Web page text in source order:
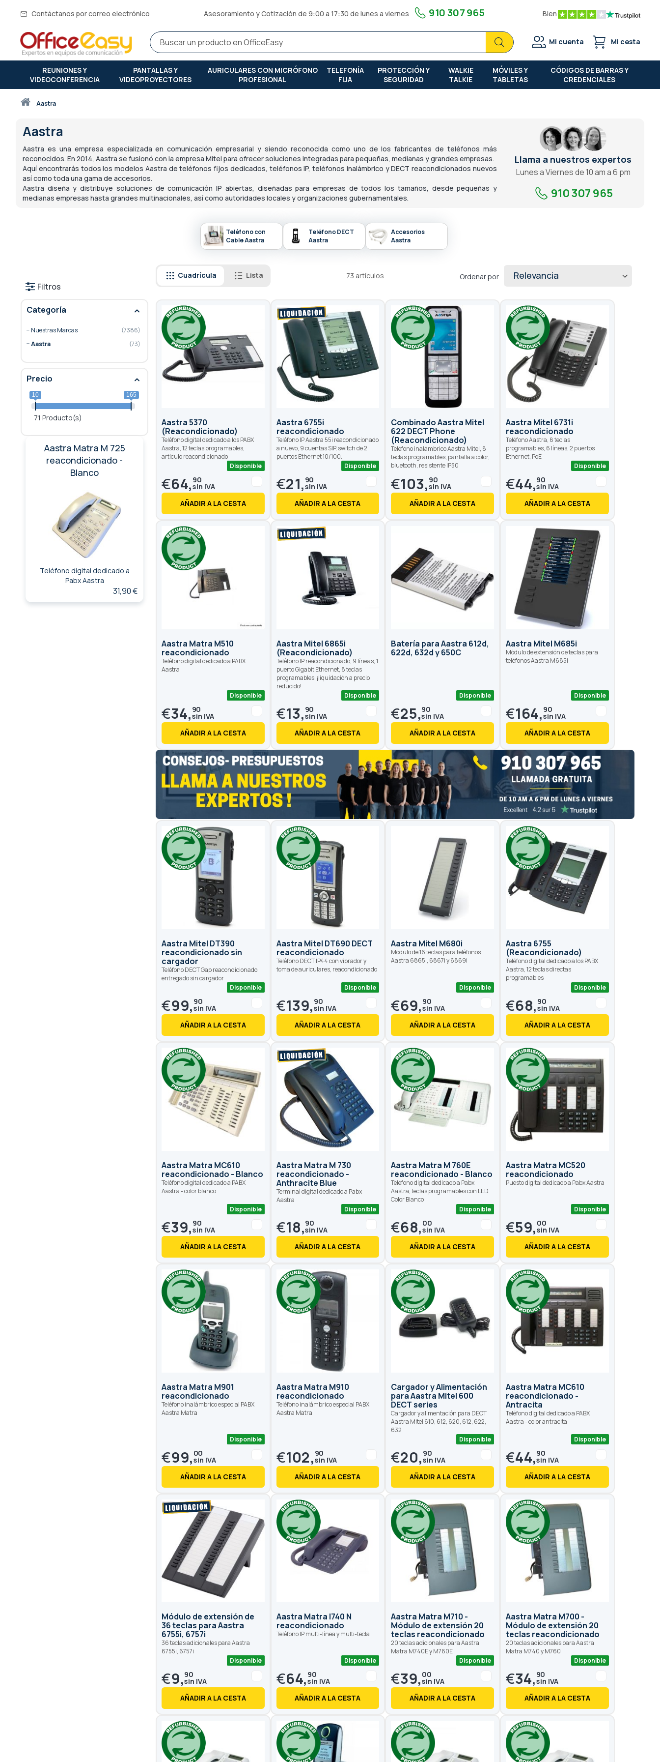
Contáctanos por correo electrónico Asesoramiento y Cotización de 9:00 a 17:30 de lunes a viernes 910 307 965 Bien
BuscarBuscar
Mi cuenta Mi cesta
REUNIONES Y
VIDEOCONFERENCIA
PANTALLAS Y
VIDEOPROYECTORES
AURICULARES CON MICRÓFONO
PROFESIONAL
TELEFONÍA
FIJA
PROTECCIÓN Y
SEGURIDAD
WALKIE
TALKIE
MÓVILES Y
TABLETAS
CÓDIGOS DE BARRAS Y
CREDENCIALES
Inicioaastra
Aastra
Aastra es una empresa especializada en comunicación empresarial y siendo reconocida como uno de los fabricantes de teléfonos más
reconocidos. En 2014, Aastra se fusionó con la empresa Mitel para ofrecer soluciones integradas para pequeñas, medianas y grandes empresas.
Aquí encontrarás todos los modelos Aastra deteléfonos fijos dedicados, teléfonos IP,teléfonos inalámbrico y DECT reacondicionados nuevos
así como toda una gama de accesorios.
Aastra diseña y distribuye soluciones de comunicación IP abiertas, diseñadas para empresas de todos los tamaños, desde pequeñas y
medianas empresas hasta grandes multinacionales, así como autoridades locales y organizaciones gubernamentales.
Llama a nuestros expertos
Lunes a Viernes de 10 am a 6 pm
910 307 965
Teléfono con
Cable Aastra
Teléfono DECT
Aastra
Accesorios
Aastra
Cuadrícula Lista 73 artículos Ordenar por
Aastra 5370
(Reacondicionado)
Teléfono digital dedicado a los PABX
Aastra, 12 teclas programables,
artículo reacondicionado
Disponible
€64, 90
AÑADIR A LA CESTA
Aastra 6755i
reacondicionado
Teléfono IP Aastra 55i reacondicionado
a nuevo, 9 cuentas SIP, switch de 2
puertos Ethernet 10/100.
Disponible
€21, 90
AÑADIR A LA CESTA
Combinado Aastra Mitel
622 DECT Phone
(Reacondicionado)
Teléfono inalámbrico Aastra Mitel, 8
teclas programables, pantalla a color,
bluetooth, resistente IP50
€103,90
AÑADIR A LA CESTA
Aastra Mitel 6731i
reacondicionado
Teléfono Aastra, 8 teclas
programables, 6 líneas, 2 puertos
Ethernet, PoE
Disponible
€44,90
AÑADIR A LA CESTA
Aastra Matra M510
reacondicionado
Teléfono digital dedicado a PABX
Aastra
Disponible
€34, 90
AÑADIR A LA CESTA
Aastra Mitel 6865i
(Reacondicionado)
Teléfono IP reacondicionado, 9 líneas, 1
puerto Gigabit Ethernet, 8 teclas
programables, ¡liquidación a precio
reducido!
Disponible
€13, 90
AÑADIR A LA CESTA
Batería para Aastra 612d,
622d, 632d y 650C
Disponible
€25,90
AÑADIR A LA CESTA
Aastra Mitel M685i
Módulo de extensión de teclas para
teléfonos Aastra M685i
Disponible
€164,90
AÑADIR A LA CESTA
Aastra Mitel DT390
reacondicionado sin
cargador
Teléfono DECT Gap reacondicionado
entregado sin cargador
Disponible
€99, 90
AÑADIR A LA CESTA
Aastra Mitel DT690 DECT
reacondicionado
Teléfono DECT IP44 con vibrador y
toma de auriculares, reacondicionado
Disponible
€139, 90
AÑADIR A LA CESTA
Aastra Mitel M680i
Módulo de 16 teclas para teléfonos
Aastra 6865i, 6867i y 6869i
Disponible
€69,90
AÑADIR A LA CESTA
Aastra 6755
(Reacondicionado)
Teléfono digital dedicado a los PABX
Aastra, 12 teclas directas
programables
Disponible
€68,90
AÑADIR A LA CESTA
Aastra Matra MC610
reacondicionado - Blanco
Teléfono digital dedicado a PABX
Aastra - color blanco
Disponible
€39, 90
AÑADIR A LA CESTA
Aastra Matra M 730
reacondicionado -
Anthracite Blue
Terminal digital dedicado a Pabx
Aastra
Disponible
€18,90
AÑADIR A LA CESTA
Aastra Matra M 760E
reacondicionado - Blanco
Teléfono digital dedicado a Pabx
Aastra, teclas programables con LED.
Color Blanco
Disponible
€68,00
AÑADIR A LA CESTA
Aastra Matra MC520
reacondicionado
Puesto digital dedicado a Pabx Aastra
Disponible
€59,00
AÑADIR A LA CESTA
Aastra Matra M901
reacondicionado
Teléfono inalámbrico especial PABX
Aastra Matra
Disponible
€99, 00
AÑADIR A LA CESTA
Aastra Matra M910
reacondicionado
Teléfono inalámbrico especial PABX
Aastra Matra
€102, 90
AÑADIR A LA CESTA
Cargador y Alimentación
para Aastra Mitel 600
DECT series
Cargador y alimentación para DECT
Aastra Mitel 610, 612, 620, 612, 622,
632
Disponible
€20,90
AÑADIR A LA CESTA
Aastra Matra MC610
reacondicionado -
Antracita
Teléfono digital dedicado a PABX
Aastra - color antracita
Disponible
€44,90
AÑADIR A LA CESTA
Módulo de extensión de
36 teclas para Aastra
6755i, 6757i
36 teclas adicionales para Aastra
6755i, 6757i
Disponible
€9,90
AÑADIR A LA CESTA
Aastra Matra I740 N
reacondicionado
Teléfono IP multi-línea y multi-tecla
Disponible
€64, 90
AÑADIR A LA CESTA
Aastra Matra M710 -
Módulo de extensión 20
teclas reacondicionado
20 teclas adicionales para Aastra
Matra M740E y M760E
Disponible
€39,00
AÑADIR A LA CESTA
Aastra Matra M700 -
Módulo de extensión 20
teclas reacondicionado
20 teclas adicionales para Aastra
Matra M740 y M760
Disponible
€34, 90
AÑADIR A LA CESTA
Filtros
Categoría
Nuestras Marcas
7386
Aastra
73
Precio
10 165
71 Producto(s)
Aastra Matra M 725
reacondicionado -
Blanco
Teléfono digital dedicado a
Pabx Aastra
31,90 €